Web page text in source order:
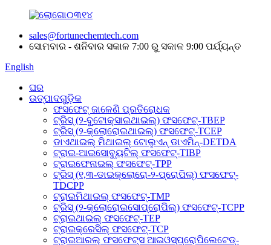
sales@fortunechemtech.com
ସୋମବାର - ଶନିବାର ସକାଳ 7:00 ରୁ ସକାଳ 9:00 ପର୍ଯ୍ୟନ୍ତ
English
ଘର
ଉତ୍ପାଦଗୁଡ଼ିକ
ଫସଫେଟ୍ ଜାଳେଣି ପ୍ରତିରୋଧକ
ଟ୍ରିସ୍ (୨-ବୁଟୋକ୍ସାଇଥାଇଲ୍) ଫସଫେଟ୍-TBEP
ଟ୍ରିସ୍ (୨-କ୍ଲୋରୋଇଥାଇଲ୍) ଫସଫେଟ୍-TCEP
ଡାଏଥାଇଲ୍ ମିଥାଇଲ୍ ଟୋଲୁଏନ୍ ଡାଏମିନ୍-DETDA
ଟ୍ରାଇ-ଆଇସୋବ୍ୟୁଟିଲ୍ ଫସଫେଟ୍-TIBP
ଟ୍ରାଇଫେନାଇଲ୍ ଫସଫେଟ୍-TPP
ଟ୍ରିସ୍ (୧,୩-ଡାଇକ୍ଲୋରୋ-୨-ପ୍ରୋପିଲ୍) ଫସଫେଟ୍-
TDCPP
ଟ୍ରାଇମିଥାଇଲ୍ ଫସଫେଟ୍-TMP
ଟ୍ରିସ୍ (୨-କ୍ଲୋରୋଇସୋପ୍ରୋପିଲ୍) ଫସଫେଟ୍-TCPP
ଟ୍ରାଇଥାଇଲ୍ ଫସଫେଟ୍-TEP
ଟ୍ରାଇକ୍ରେସିଲ୍ ଫସଫେଟ୍-TCP
ଟ୍ରାଇଆରଲ୍ ଫସଫେଟ୍ସ ଆଇଓସ୍ପ୍ରୋପିଲେଟେଡ୍-